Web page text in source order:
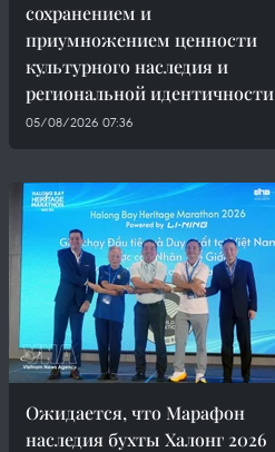
сохранением и
приумножением ценности
культурного наследия и
региональной идентичности
05/08/2026 07:36
Ожидается, что Марафон
наследия бухты Халонг 2026